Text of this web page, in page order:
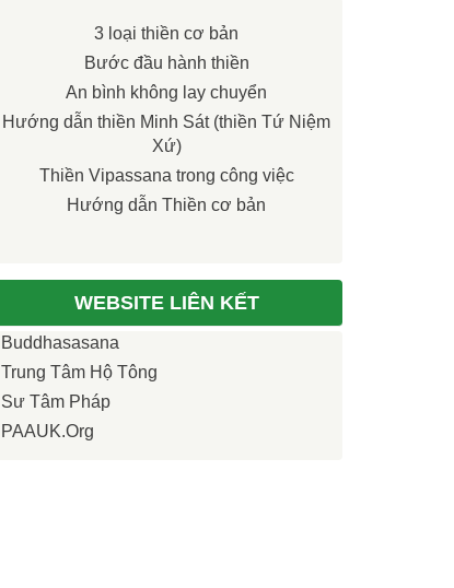
3 loại thiền cơ bản
Bước đầu hành thiền
An bình không lay chuyển
Hướng dẫn thiền Minh Sát (thiền Tứ Niệm
Xứ)
Thiền Vipassana trong công việc
Hướng dẫn Thiền cơ bản
WEBSITE LIÊN KẾT
Buddhasasana
Trung Tâm Hộ Tông
Sư Tâm Pháp
PAAUK.org